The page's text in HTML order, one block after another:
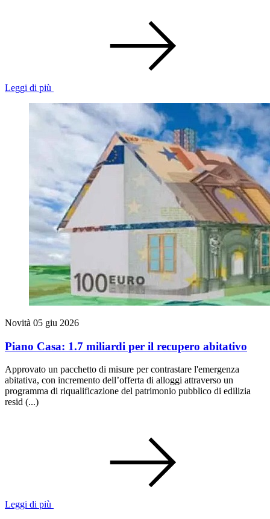
Leggi di più
Novità 05 giu 2026
Piano Casa: 1.7 miliardi per il recupero abitativo
Approvato un pacchetto di misure per contrastare l'emergenza
abitativa, con incremento dell’offerta di alloggi attraverso un
programma di riqualificazione del patrimonio pubblico di edilizia
resid (...)
Leggi di più